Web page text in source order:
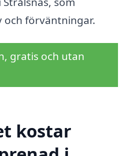
och förväntningar.
gratis och utan
kostar